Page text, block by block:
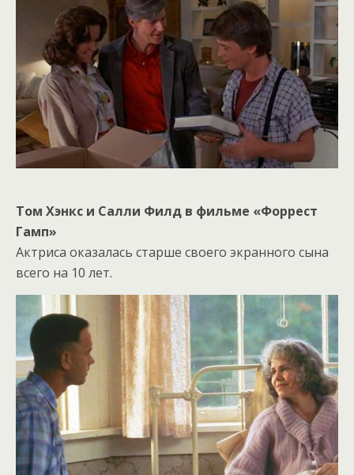
Том Хэнкс и Салли Филд в фильме «Форрест
Гамп»
Актриса оказалась старше своего экранного сына
всего на 10 лет.